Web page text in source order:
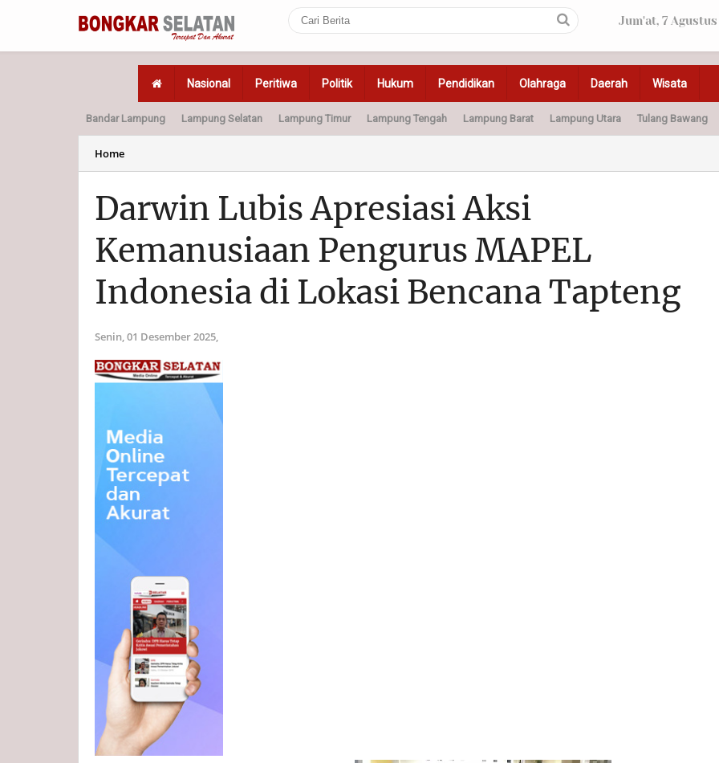
Jum'at, 7
Nasional Peritiwa Politik Hukum Pendidikan Olahraga Daerah Wisata
Home Politik Hukum Peristiwa Olahraga Pendidikan Otomotif
Bandar Lampung Lampung Selatan Lampung Timur Lampung Tengah Lampung Barat Lampung Utara Tulang Bawang
Home
Darwin Lubis Apresiasi Aksi
Kemanusiaan Pengurus MAPEL
Indonesia di Lokasi Bencana Tapteng
Senin, 01 Desember 2025,